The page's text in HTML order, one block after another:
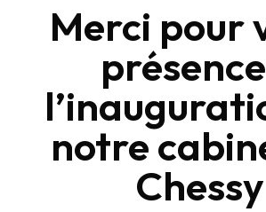
Merci pour
notre
Chessy